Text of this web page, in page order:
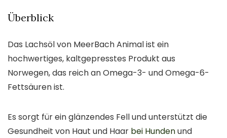
Überblick
Das Lachsöl von MeerBach Animal ist ein
hochwertiges, kaltgepresstes Produkt aus
Norwegen, das reich an Omega-3- und Omega-6-
Fettsäuren ist.
Es sorgt für ein glänzendes Fell und unterstützt die
Gesundheit von Haut und Haar bei Hundenund